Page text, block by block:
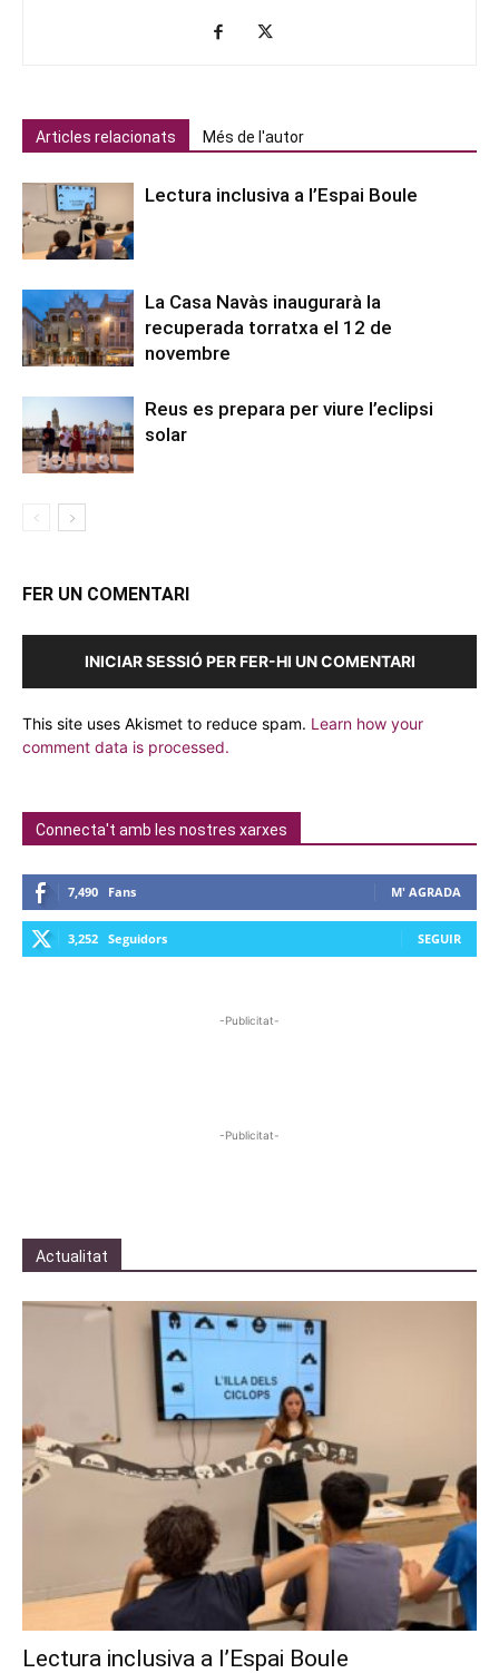
Articles relacionats Més de l'autor
Lectura inclusiva a l’Espai Boule
La Casa Navàs inaugurarà la
recuperada torratxa el 12 de
novembre
Reus es prepara per viure l’eclipsi
solar
FER UN COMENTARI
INICIAR SESSIÓ PER FER-HI UN COMENTARI
This site uses Akismet to reduce spam. Learn how your
comment data is processed.
Connecta't amb les nostres xarxes
7,490 Fans M' AGRADA
3,252 Seguidors SEGUIR
-Publicitat-
-Publicitat-
Actualitat
Lectura inclusiva a l’Espai Boule